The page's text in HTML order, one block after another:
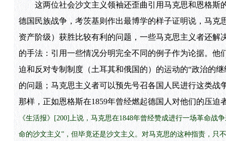
这两位社会沙文主义领袖还歪曲引用马克思和恩格斯的
德国民族战争，考茨基则作出最博学的样子证明说，马克
资产阶级）获胜比较有利的问题，一些马克思主义者还
的手法：引用一些情况分明完全不同的例子作为论据。
迫和反对专制制度（土耳其和俄国的）的运动的“政治的
的问题；马克思主义者可以预先号召各国人民进行这类战
那样，正如恩格斯在1859年曾经燃起德国人对他们的压
《生活报》[200]上说，马克思在1848年曾经赞成进行一场革命战
命的沙文主义”，但毕竟还是沙文主义。对马克思的这种指责，